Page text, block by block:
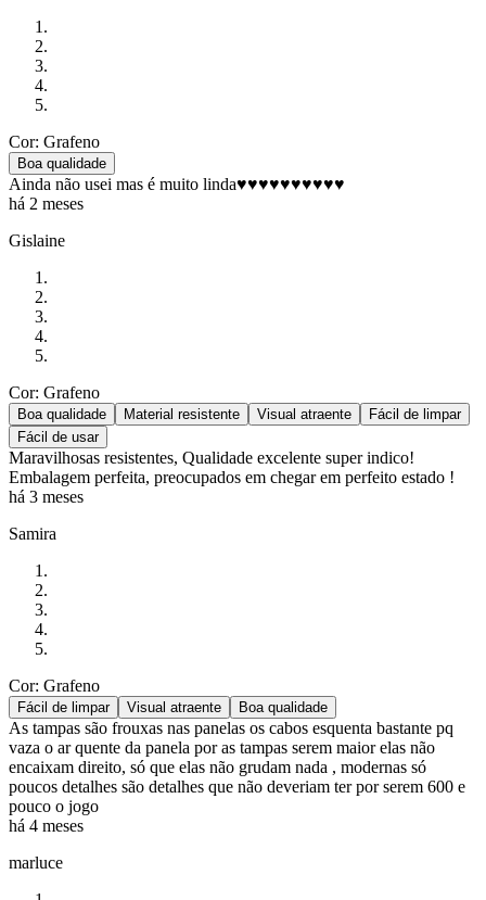
Cor: Grafeno
Boa qualidade
Ainda não usei mas é muito linda♥️♥️♥️♥️♥️♥️♥️♥️♥️♥️
há 2 meses
Gislaine
Cor: Grafeno
Boa qualidade Material resistente Visual atraente
Fácil de limpar
Fácil de usar
Maravilhosas resistentes, Qualidade excelente super indico!
Embalagem perfeita, preocupados em chegar em perfeito estado !
há 3 meses
Samira
Cor: Grafeno
Fácil de limpar Visual atraente Boa qualidade
As tampas são frouxas nas panelas os cabos esquenta bastante pq
vaza o ar quente da panela por as tampas serem maior elas não
encaixam direito, só que elas não grudam nada , modernas só
poucos detalhes são detalhes que não deveriam ter por serem 600 e
pouco o jogo
há 4 meses
marluce